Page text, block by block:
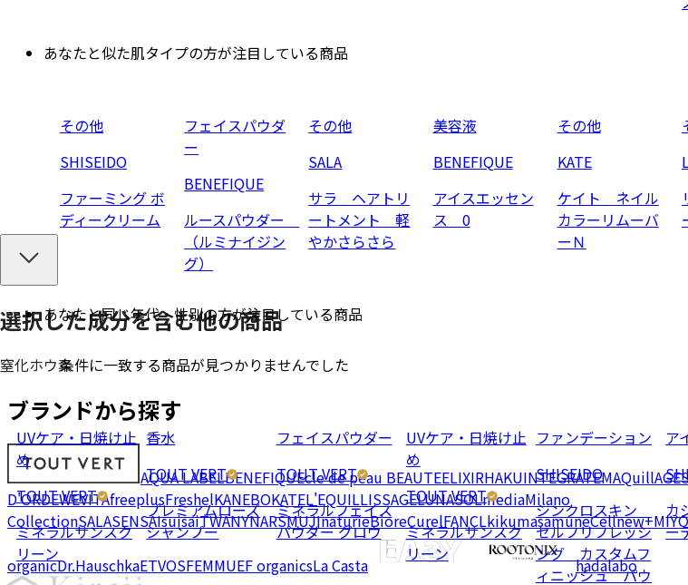
選択した成分を含む他の商品
窒化ホウ素
UVケア・日焼け止
め
TOUT VERT
ミネラルサンスク
リーン
香水
TOUT VERT
プレミアムローズ
シャンプー
フェイスパウダー
TOUT VERT
ミネラルフェイス
パウダー グロウ
UVケア・日焼け止
め
TOUT VERT
ミネラルサンスク
リーン
ファンデーション
SHISEIDO
シンクロスキン
セルフリフレッシ
ング カスタムフ
ィニッシュ パウ
ア
カ
ー
あなたと似た肌タイプの方が注目している商品
その他
SHISEIDO
ファーミング ボ
ディークリーム
フェイスパウダ
ー
BENEFIQUE
ルースパウダー
（ルミナイジン
グ）
その他
SALA
サラ ヘアトリ
ートメント 軽
やかさらさら
美容液
BENEFIQUE
アイスエッセン
ス 0
その他
KATE
ケイト ネイル
カラーリムーバ
ーＮ
あなたと同じ年代・性別の方が注目している商品
条件に一致する商品が見つかりませんでした
ブランドから探す
AQUA LABELBENEFIQUEcle de peau BEAUTEELIXIRHAKUINTEGRATEMAQuillAGE
D'ORDEWEVITAfreeplusFreshelKANEBOKATEL'EQUILLISSAGELUNASOLmediaMilano
CollectionSALASENSAIsuisaiTWANYNARSMUJInaturieBioreCurelFANCLkikumasamuneCellnew+
organicDr.HauschkaETVOSFEMMUEF organicsLa Casta hadalabo